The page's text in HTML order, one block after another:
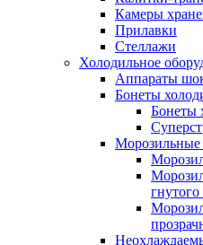
Камеры
Прилавки
Стеллажи
Холодильное
Аппараты
Бонеты
Бонеты
Морозильные
гнутого